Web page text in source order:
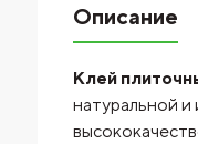
Описание
Клей
натуральной